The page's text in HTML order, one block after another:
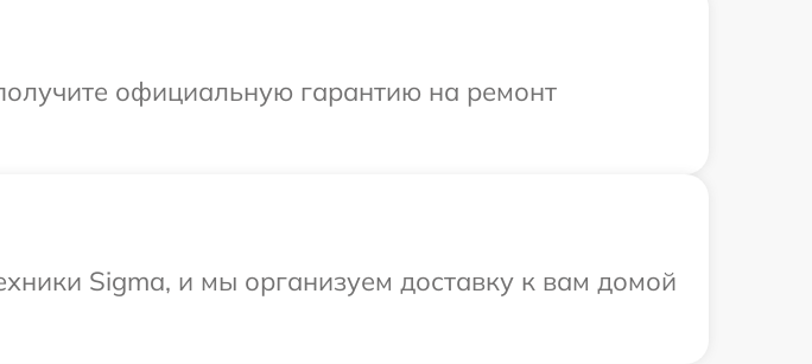
официальную гарантию на ремонт
Sigma, и мы организуем доставку к вам домой